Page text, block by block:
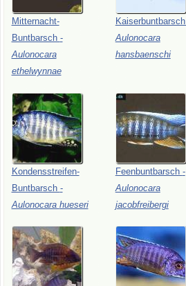
Mitternacht-
Buntbarsch -
Aulonocara
ethelwynnae
Kaiserbuntbarsch
Aulonocara
hansbaenschi
Kondensstreifen-
Buntbarsch -
Aulonocara hueseri
Feenbuntbarsch -
Aulonocara
jacobfreibergi